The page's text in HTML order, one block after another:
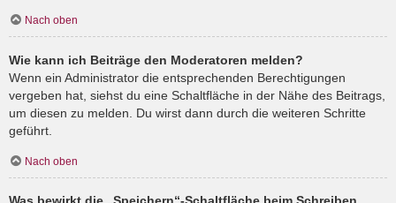
Nach oben
Wie kann ich Beiträge den Moderatoren melden?
Wenn ein Administrator die entsprechenden Berechtigungen
vergeben hat, siehst du eine Schaltfläche in der Nähe des Beitrags,
um diesen zu melden. Du wirst dann durch die weiteren Schritte
geführt.
Nach oben